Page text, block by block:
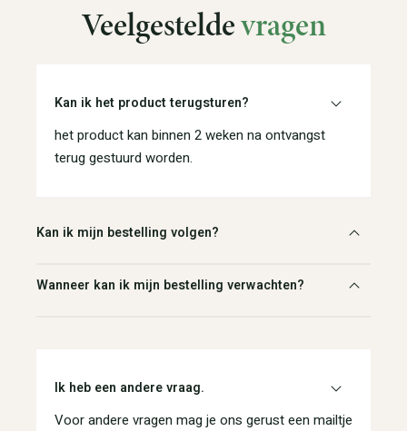
Veelgesteldevragen
Kan ik het product terugsturen?
het product kan binnen 2 weken na ontvangst
terug gestuurd worden.
Kan ik mijn bestelling volgen?
Wanneer kan ik mijn bestelling verwachten?
Ik heb een andere vraag.
Voor andere vragen mag je ons gerust een mailtje